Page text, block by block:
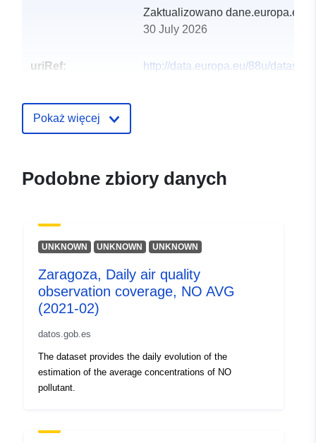
Zaktualizowano dane.europa.eu:
30 July 2026
uriRef:
http://data.europa.eu/88u/dataset/
Pokaż więcej
Podobne zbiory danych
UNKNOWN UNKNOWN UNKNOWN
Zaragoza, Daily air quality
observation coverage, NO AVG
(2021-02)
datos.gob.es
The dataset provides the daily evolution of the
estimation of the average concentrations of NO
pollutant.